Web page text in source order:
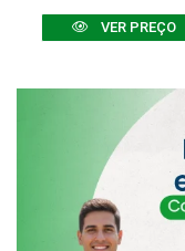
VER PREÇO